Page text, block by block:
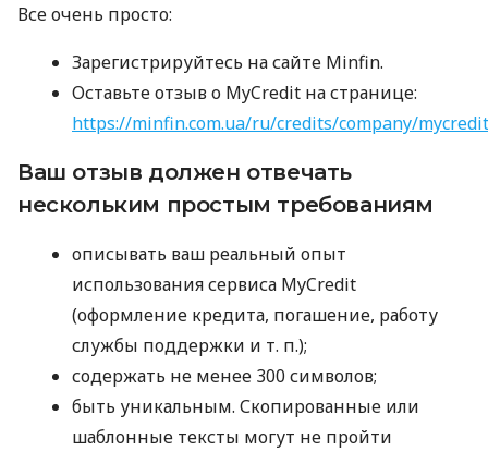
Все очень просто:
Зарегистрируйтесь на сайте Minfin.
Оставьте отзыв о MyCredit на странице:
https://minfin.com.ua/ru/credits/company/
Ваш отзыв должен отвечать
нескольким простым требованиям
описывать ваш реальный опыт
использования сервиса MyCredit
(оформление кредита, погашение, работу
службы поддержки и т. п.);
содержать не менее 300 символов;
быть уникальным. Скопированные или
шаблонные тексты могут не пройти